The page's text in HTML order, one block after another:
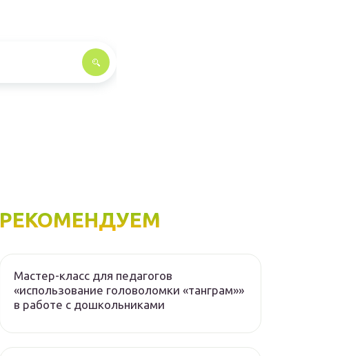
РЕКОМЕНДУЕМ
Мастер-класс для педагогов
«использование головоломки «танграм»»
в работе с дошкольниками